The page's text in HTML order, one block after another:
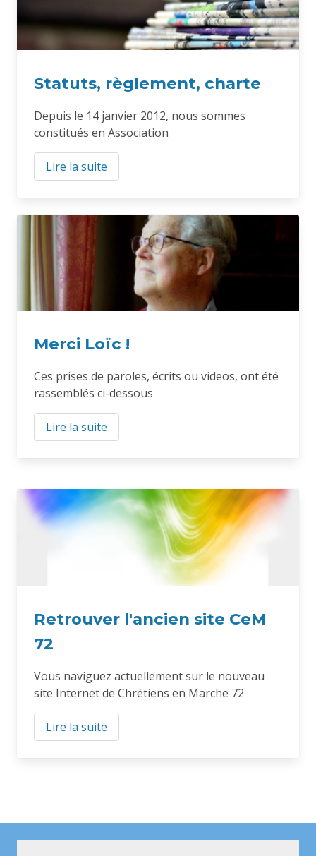
Statuts, règlement, charte
Depuis le 14 janvier 2012, nous sommes
constitués en Association
Lire la suite
Merci Loïc !
Ces prises de paroles, écrits ou videos, ont été
rassemblés ci-dessous
Lire la suite
Retrouver l'ancien site CeM
72
Vous naviguez actuellement sur le nouveau
site Internet de Chrétiens en Marche 72
Lire la suite